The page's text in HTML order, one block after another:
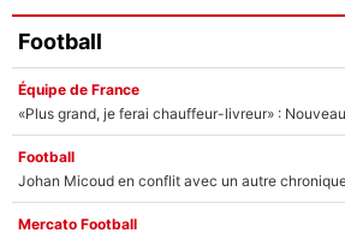
Football
Équipe de France
Football
Mercato Football